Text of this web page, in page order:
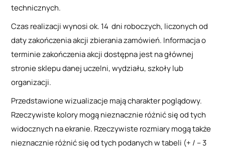
technicznych.
Czas realizacji wynosi ok. 14 dni roboczych, liczonych od
daty zakończenia akcji zbierania zamówień. Informacja o
terminie zakończenia akcji dostępna jest na głównej
stronie sklepu danej uczelni, wydziału, szkoły lub
organizacji.
Przedstawione wizualizacje mają charakter poglądowy.
Rzeczywiste kolory mogą nieznacznie różnić się od tych
widocznych na ekranie. Rzeczywiste rozmiary mogą także
nieznacznie różnić się od tych podanych w tabeli (+ / – 3